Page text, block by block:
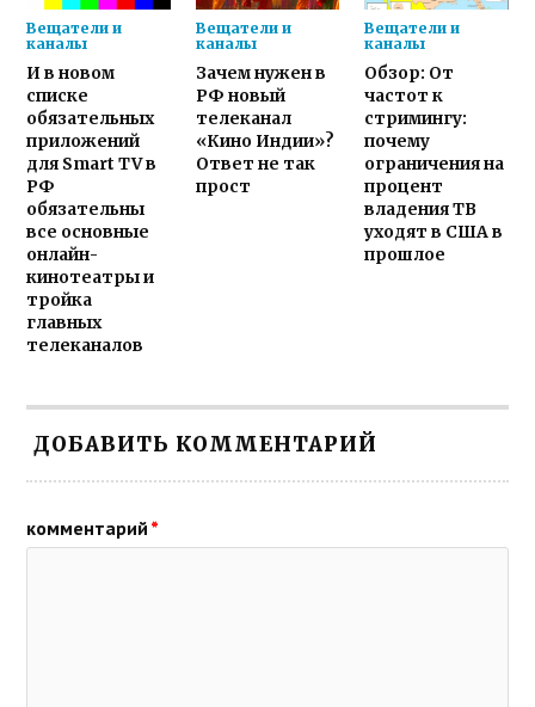
Вещатели и
каналы
И в новом
списке
обязательных
приложений
для Smart TV в
РФ
обязательны
все основные
онлайн-
кинотеатры и
тройка
главных
телеканалов
Вещатели и
каналы
Зачем нужен в
РФ новый
телеканал
«Кино Индии»?
Ответ не так
прост
Вещатели и
каналы
Обзор: От
частот к
стримингу:
почему
ограничения на
процент
владения ТВ
уходят в США в
прошлое
ДОБАВИТЬ КОММЕНТАРИЙ
комментарий *